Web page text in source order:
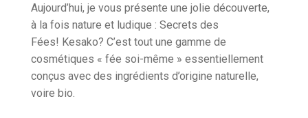
Aujourd’hui, je vous présente une jolie découverte,
à la fois nature et ludique : Secrets des
Fées! Kesako? C’est tout une gamme de
cosmétiques « fée soi-même » essentiellement
conçus avec des ingrédients d’origine naturelle,
voire bio.